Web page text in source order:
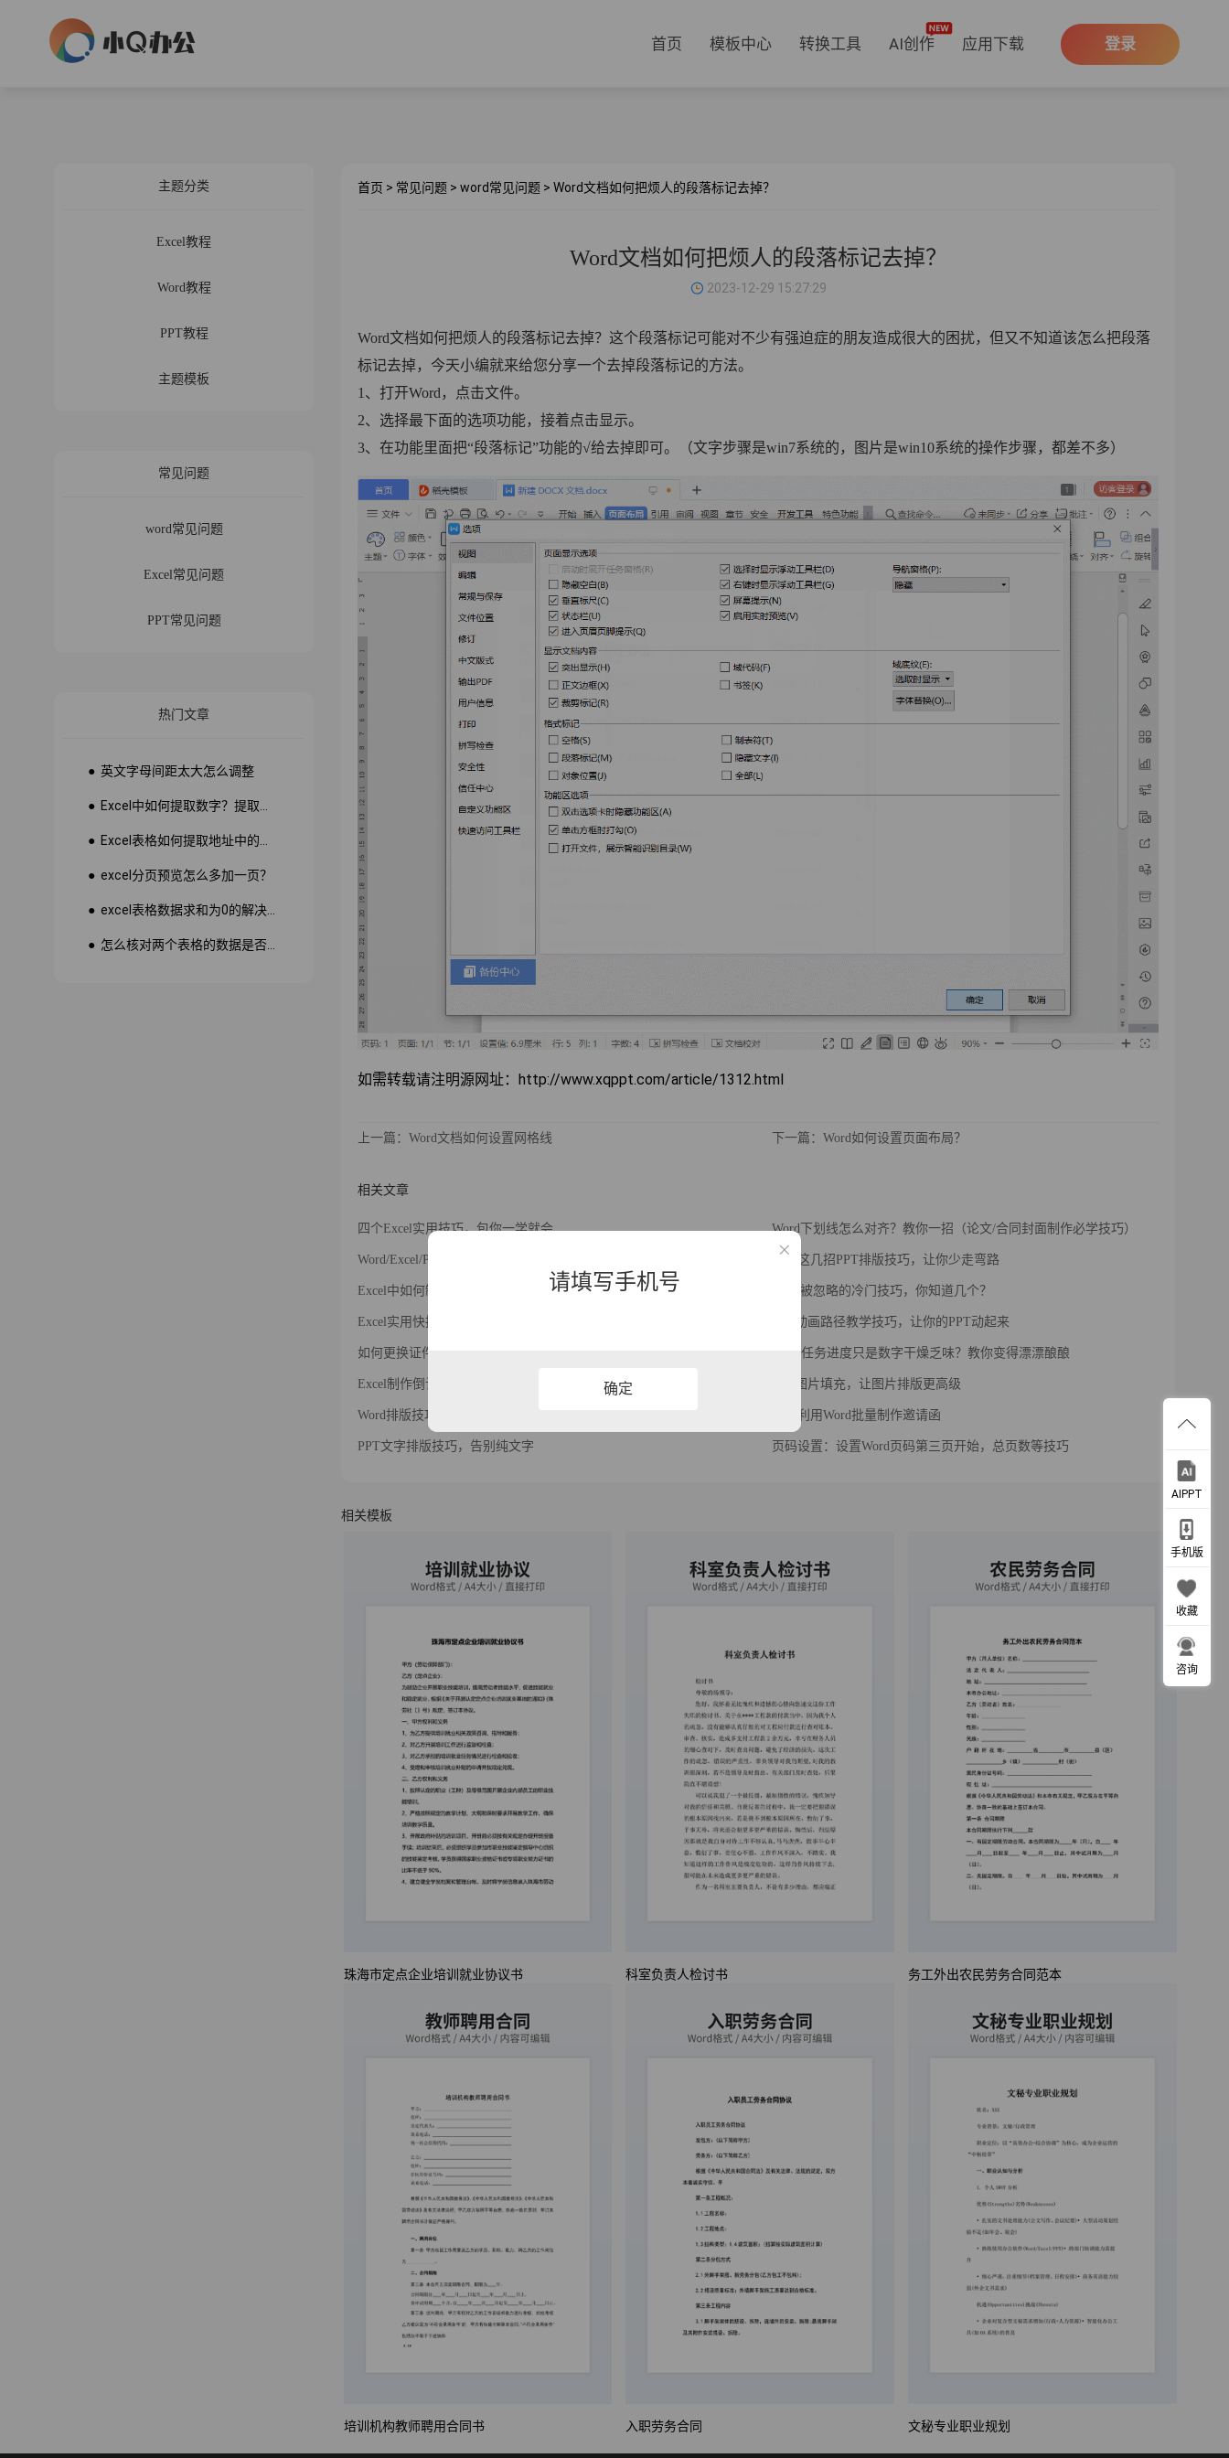
首页 模板中心 转换工具 AI创作 应用下载 登录
主题分类
Excel教程
Word教程
PPT教程
主题模板
常见问题
word常见问题
Excel常见问题
PPT常见问题
热门文章
● 英文字母间距太大怎么调整
● excel分页预览怎么多加一页？
首页 > 常见问题 > word常见问题 > Word文档如何把烦人的段落标记去掉？
Word文档如何把烦人的段落标记去掉？
2023-12-29 15:27:29
Word文档如何把烦人的段落标记去掉？这个段落标记可能对不少有强迫症的朋友造成很大的困扰，但又不知道该怎么把段落
标记去掉，今天小编就来给您分享一个去掉段落标记的方法。
1、打开Word，点击文件。
2、选择最下面的选项功能，接着点击显示。
3、在功能里面把“段落标记”功能的√给去掉即可。（文字步骤是win7系统的，图片是win10系统的操作步骤，都差不多）
如需转载请注明源网址：http://www.xqppt.com/article/1312.html
上一篇：Word文档如何设置网格线 下一篇：Word如何设置页面布局？
相关文章
四个Excel实用技巧，包你一学就会
Word/Excel/PPT2007断电导致文件未保存丢失怎么恢复？
Excel中如何制作斜线、多线表头？轻松搞定！
Excel实用快捷键大全，值得一看
如何更换证件照背景？用Word巧换背景色
Excel制作倒计时、抽签器你见过没？
Word排版技巧，文档瞬间高大上
PPT文字排版技巧，告别纯文字
Word下划线怎么对齐？教你一招（论文/合同封面制作必学技巧）
学会这几招PPT排版技巧，让你少走弯路
Word被忽略的冷门技巧，你知道几个？
PPT动画路径教学技巧，让你的PPT动起来
Excel任务进度只是数字干燥乏味？教你变得漂漂酿酿
PPT图片填充，让图片排版更高级
如何利用Word批量制作邀请函
页码设置：设置Word页码第三页开始，总页数等技巧
相关模板
珠海市定点企业培训就业协议书 科室负责人检讨书 务工外出农民劳务合同范本
培训机构教师聘用合同书 入职劳务合同 文秘专业职业规划
AIPPT
手机版
收藏
咨询
请填写手机号
确定